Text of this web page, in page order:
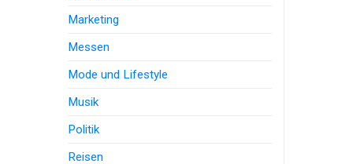
Marketing
Messen
Mode und Lifestyle
Musik
Politik
Reisen